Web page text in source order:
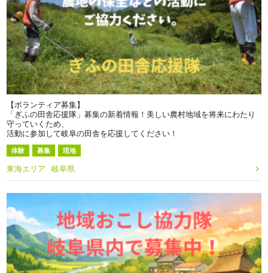
【ボランティア募集】
「ぎふの田舎応援隊」募集の新着情報！美しい農村地域を将来にわたり
守っていくため、
活動に参加して岐阜の田舎を応援してください！
体験 募集 現地
東海エリア 岐阜県